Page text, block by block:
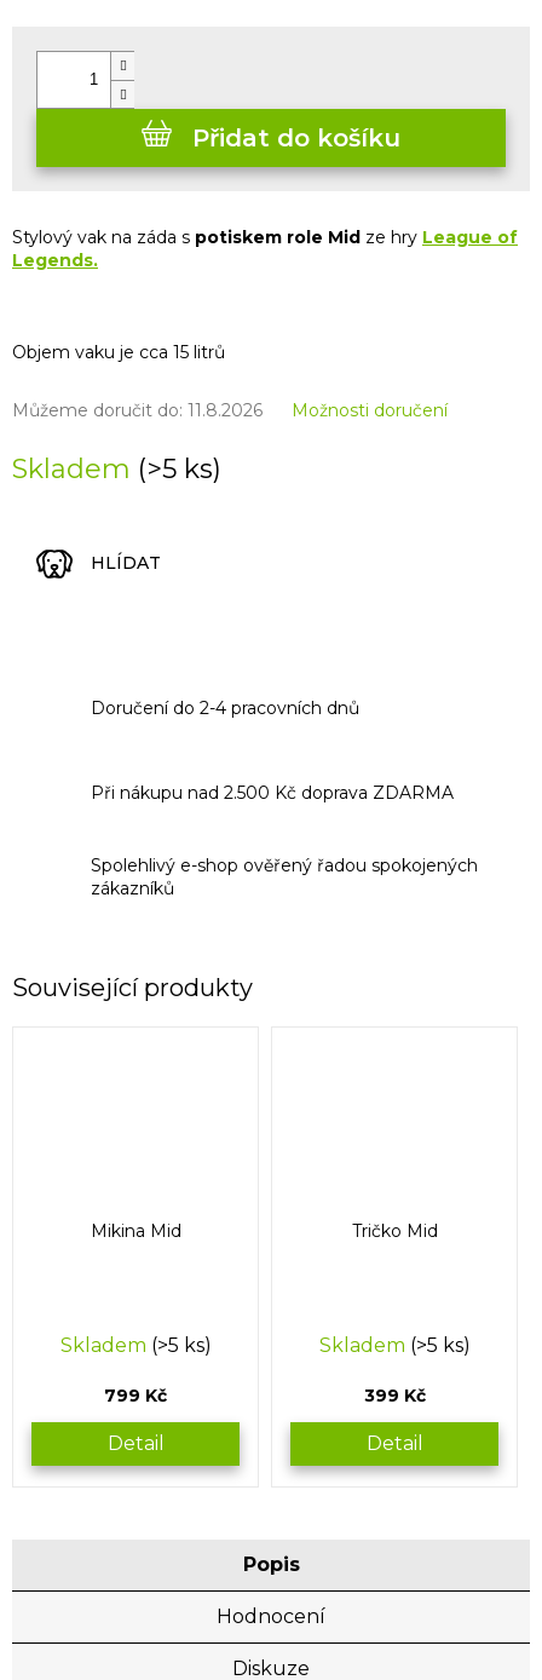
Skladem (>5 ks)
Můžeme doručit do: 11.8.2026 Možnosti doručení
Přidat do košíku
Stylový vak na záda s potiskem role Mid ze hry League of
Legends.
Objem vaku je cca 15 litrů
HLÍDAT
Doručení do 2-4 pracovních dnů
Při nákupu nad 2.500 Kč doprava ZDARMA
Spolehlivý e-shop ověřený řadou spokojených
zákazníků
Související produkty
Mikina Mid
Skladem (>5 ks)
799 Kč
Detail
Tričko Mid
Skladem (>5 ks)
399 Kč
Detail
Popis
Hodnocení
Diskuze